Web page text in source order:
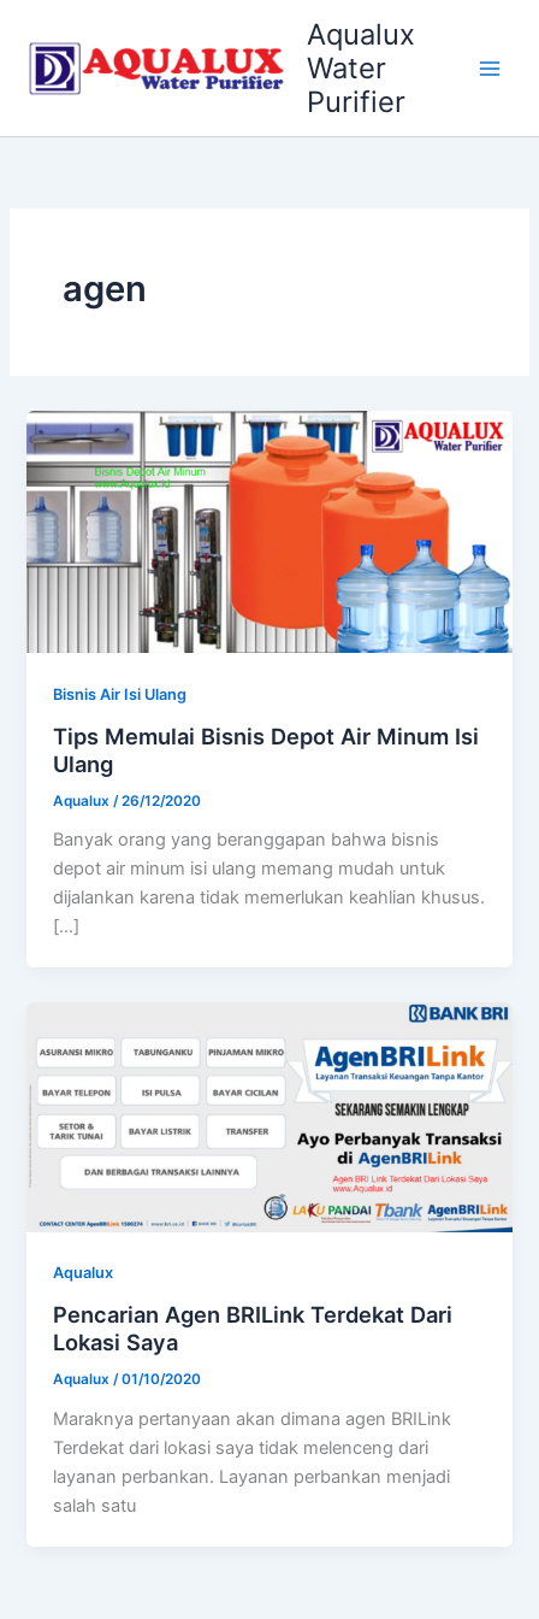
content
Aqualux
Water
Purifier
agen
Bisnis Air Isi Ulang
Tips Memulai Bisnis Depot Air Minum Isi
Ulang
Aqualux /26/12/2020
Banyak orang yang beranggapan bahwa bisnis
depot air minum isi ulang memang mudah untuk
dijalankan karena tidak memerlukan keahlian khusus.
[…]
Aqualux
Pencarian Agen BRILink Terdekat Dari
Lokasi Saya
Aqualux/01/10/2020
Maraknya pertanyaan akan dimana agen BRILink
Terdekat dari lokasi saya tidak melenceng dari
layanan perbankan. Layanan perbankan menjadi
salah satu